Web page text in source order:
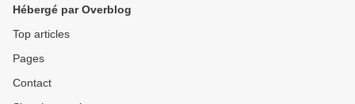
Hébergé par Overblog
Top articles
Pages
Contact